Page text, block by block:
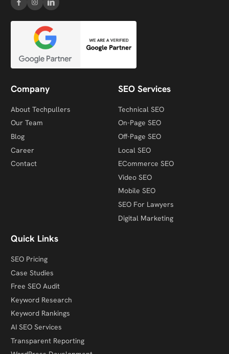
Company
About Techpullers
Our Team
Blog
Career
Contact
SEO Services
Technical SEO
On-Page SEO
Off-Page SEO
Local SEO
ECommerce SEO
Video SEO
Mobile SEO
SEO For Lawyers
Digital Marketing
Quick Links
SEO Pricing
Case Studies
Free SEO Audit
Keyword Research
Keyword Rankings
AI SEO Services
Transparent Reporting